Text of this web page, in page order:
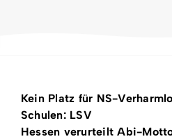
Kein Platz für NS-
Schulen: LSV
Hessen verurteilt Abi-